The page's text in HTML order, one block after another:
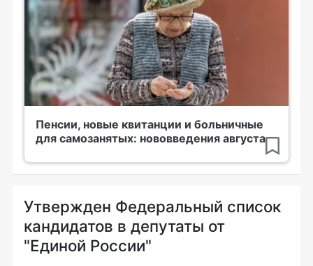
Пенсии, новые квитанции и больничные
для самозанятых: нововведения августа
Утвержден Федеральный список
кандидатов в депутаты от
"Единой России"